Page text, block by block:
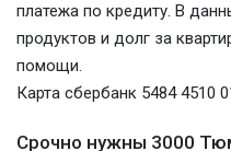
платежа по кредиту. В
продуктов и долг за
помощи.
Карта сбербанк 5484 4510
Срочно нужны 3000